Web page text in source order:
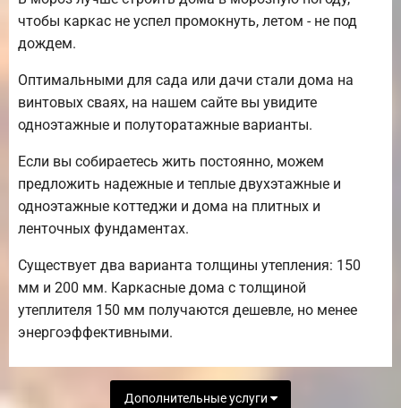
чтобы каркас не успел промокнуть, летом - не под
дождем.
Оптимальными для сада или дачи стали дома на
винтовых сваях, на нашем сайте вы увидите
одноэтажные и полуторатажные варианты.
Если вы собираетесь жить постоянно, можем
предложить надежные и теплые двухэтажные и
одноэтажные коттеджи и дома на плитных и
ленточных фундаментах.
Существует два варианта толщины утепления: 150
мм и 200 мм. Каркасные дома с толщиной
утеплителя 150 мм получаются дешевле, но менее
энергоэффективными.
Дополнительные услуги